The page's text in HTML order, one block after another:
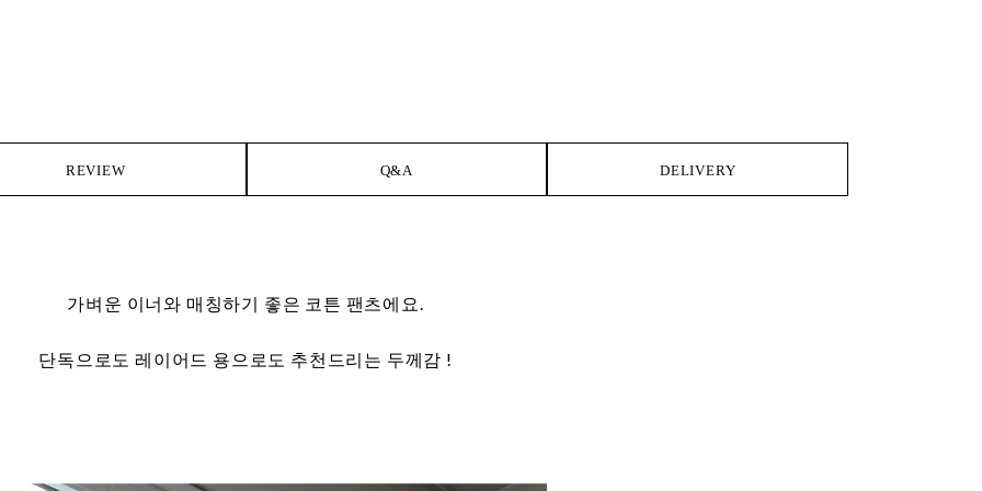
REVIEW Q&A DELIVERY
가벼운 이너와 매칭하기 좋은 코튼 팬츠에요.
단독으로도 레이어드 용으로도 추천드리는 두께감 !